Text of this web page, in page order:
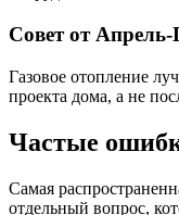
Совет от
Газовое отопление
проекта дома, а не
Частые
Самая
отдельный вопрос,